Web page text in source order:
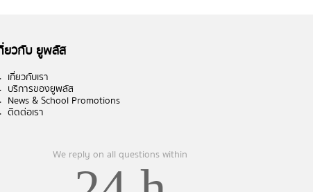
ยวกับ ยูพลัส
เกี่ยวกับเรา
บริการของยูพลัส
News & School Promotions
ติดต่อเรา
We reply on all questions within